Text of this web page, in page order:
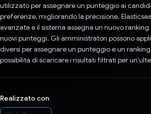
utilizzato per assegnare un punteggio ai
preferenze, migliorando la precisione.
avanzata e il sistema assegna un nuovo
nuovi punteggi. Gli amministratori possono
diversi per assegnare un punteggio e un
possibilità di scaricare i risultati filtrati per
Realizzato con